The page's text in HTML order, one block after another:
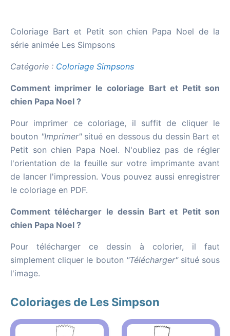
Coloriage Bart et Petit son chien Papa Noel de la
série animée Les Simpsons
Catégorie : Coloriage Simpsons
Comment imprimer le coloriage Bart et Petit son
chien Papa Noel ?
Pour imprimer ce coloriage, il suffit de cliquer le
bouton "Imprimer"situé en dessous du dessin Bart et
Petit son chien Papa Noel. N'oubliez pas de régler
l'orientation de la feuille sur votre imprimante avant
de lancer l'impression. Vous pouvez aussi enregistrer
le coloriage en PDF.
Comment télécharger le dessin Bart et Petit son
chien Papa Noel ?
Pour télécharger ce dessin à colorier, il faut
simplement cliquer le bouton "Télécharger"situé sous
l'image.
Coloriages de Les Simpson